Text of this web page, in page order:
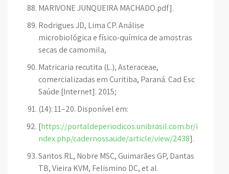
MARIVONE JUNQUEIRA MACHADO.pdf].
Rodrigues JD, Lima CP. Análise
microbiológica e físico-química de amostras
secas de camomila,
Matricaria recutita (L.), Asteraceae,
comercializadas em Curitiba, Paraná. Cad Esc
Saúde [Internet]. 2015;
(14): 11–20. Disponível em:
[https://portaldeperiodicos.unibrasil.com.br/i
ndex.php/cadernossaude/article/view/2438].
Santos RL, Nobre MSC, Guimarães GP, Dantas
TB, Vieira KVM, Felismino DC, et al.